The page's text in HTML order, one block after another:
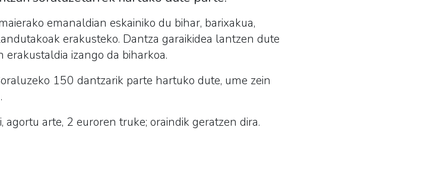
emanaldian eskainiko du bihar, barixakua,
erakusteko. Dantza garaikidea lantzen dute
izango da biharkoa.
150 dantzarik parte hartuko dute, ume zein
arte, 2 euroren truke; oraindik geratzen dira.